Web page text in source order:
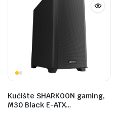
Kućište SHARKOON gaming,
M30 Black E-ATX…